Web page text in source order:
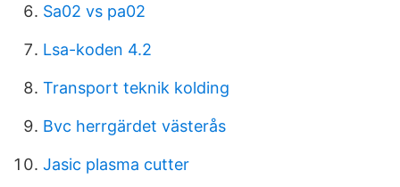
Sa02 vs pa02
Lsa-koden 4.2
Transport teknik kolding
Bvc herrgärdet västerås
Jasic plasma cutter